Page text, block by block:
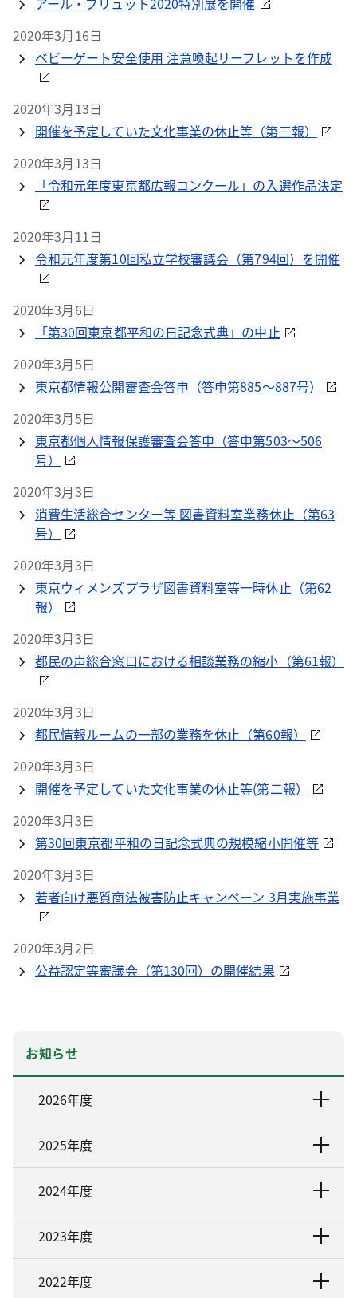
2020年3月16日
ベビーゲート安全使用 注意喚起リーフレットを作成
2020年3月13日
開催を予定していた文化事業の休止等（第三報）
2020年3月13日
「令和元年度東京都広報コンクール」の入選作品決定
2020年3月11日
令和元年度第10回私立学校審議会（第794回）を開催
2020年3月6日
「第30回東京都平和の日記念式典」の中止
2020年3月5日
東京都情報公開審査会答申（答申第885～887号）
2020年3月5日
東京都個人情報保護審査会答申（答申第503～506
号）
2020年3月3日
消費生活総合センター等 図書資料室業務休止（第63
号）
2020年3月3日
東京ウィメンズプラザ図書資料室等一時休止（第62
報）
2020年3月3日
都民の声総合窓口における相談業務の縮小（第61報）
2020年3月3日
都民情報ルームの一部の業務を休止（第60報）
2020年3月3日
開催を予定していた文化事業の休止等(第二報）
2020年3月3日
第30回東京都平和の日記念式典の規模縮小開催等
2020年3月3日
若者向け悪質商法被害防止キャンペーン 3月実施事業
2020年3月2日
公益認定等審議会（第130回）の開催結果
お知らせ
2026年度
2025年度
2024年度
2023年度
2022年度